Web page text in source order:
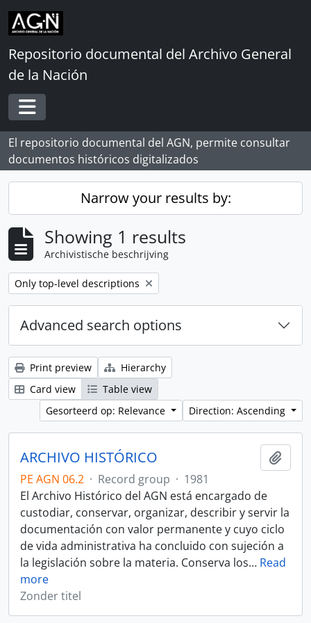
Skip to main content
Repositorio documental del Archivo General
de la Nación
Toggle navigation
El repositorio documental del AGN, permite consultar
documentos históricos digitalizados
Narrow your results by:
Showing 1 results
Archivistische beschrijving
Remove filter:
Only top-level descriptions
Advanced search options
Print preview
Hierarchy
Card view
Table view
Gesorteerd op: Relevance
Direction: Ascending
ARCHIVO HISTÓRICO
PE AGN 06.2 · Record group · 1981
El Archivo Histórico del AGN está encargado de
custodiar, conservar, organizar, describir y servir la
documentación con valor permanente y cuyo ciclo
de vida administrativa ha concluido con sujeción a
la legislación sobre la materia. Conserva los… Read
more
Zonder titel